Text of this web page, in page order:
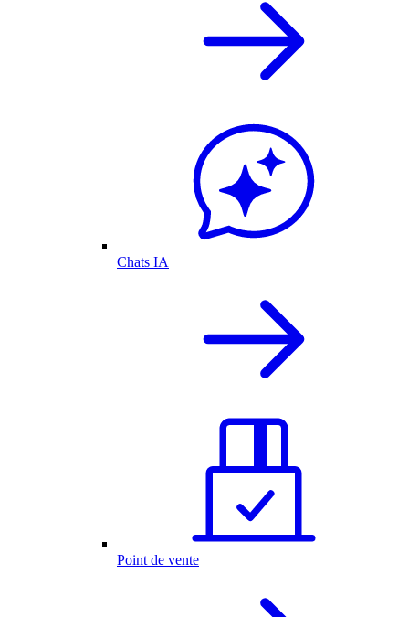
Chats IA
Point de vente